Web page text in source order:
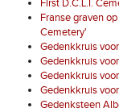
First D.C.L.I.
Franse graven
Cemetery'
Gedenkkruis
Gedenkkruis
Gedenkkruis
Gedenkkruis
Gedenksteen